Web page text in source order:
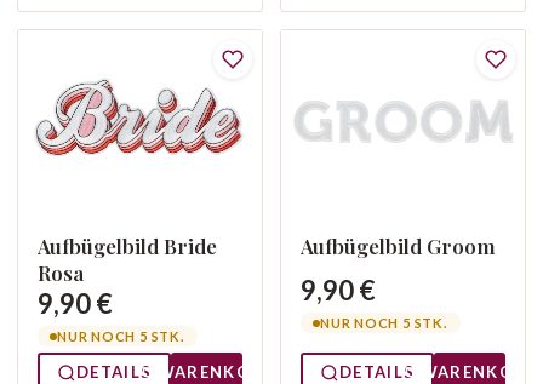
Aufbügelbild Bride
Rosa
9,90 €
NUR NOCH 5 STK.
DETAILS WARENKORB
Aufbügelbild Groom
9,90 €
NUR NOCH 5 STK.
DETAILS WARENKORB